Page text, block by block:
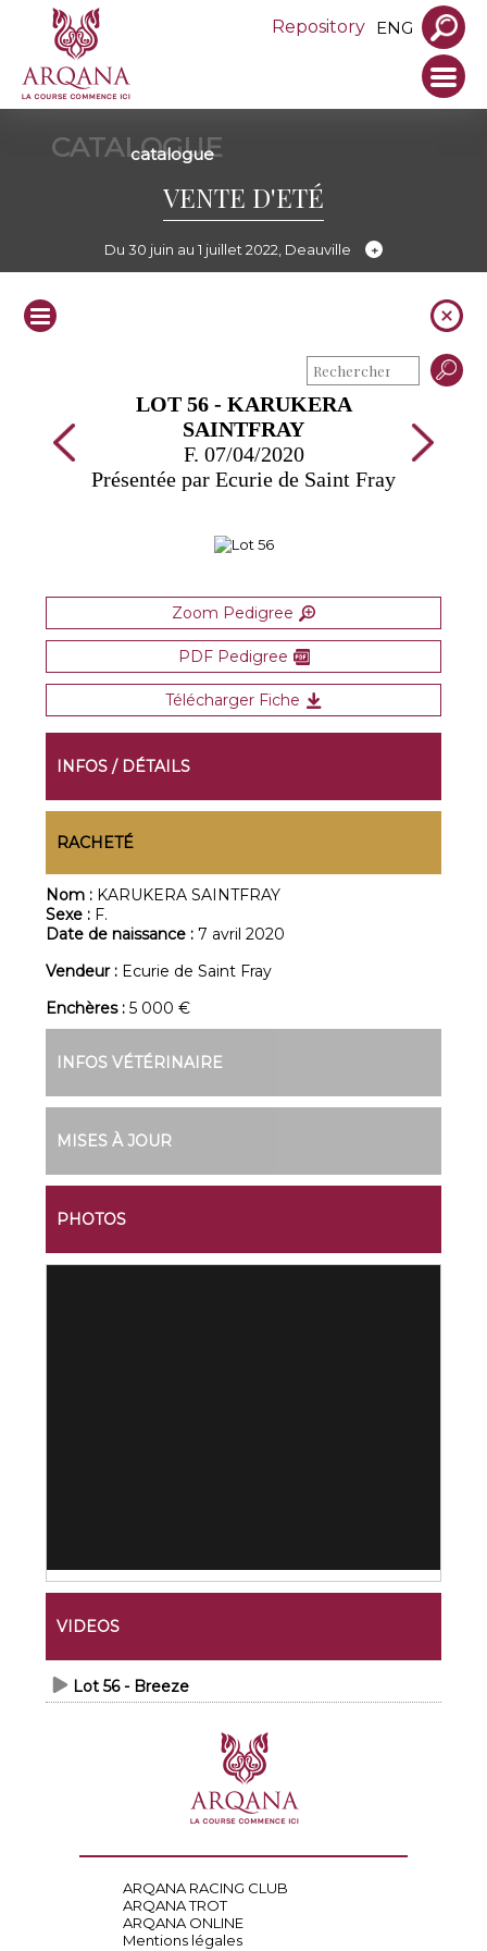
Repository ENG
CATALOGUE
catalogue
VENTE D'ETÉ
Du 30 juin au 1 juillet 2022, Deauville
LOT 56 - KARUKERA
SAINTFRAY
F. 07/04/2020
Présentée par Ecurie de Saint Fray
Zoom Pedigree
PDF Pedigree
Télécharger Fiche
INFOS / DÉTAILS
RACHETÉ
Nom : KARUKERA SAINTFRAY
Sexe : F.
Date de naissance :7 avril 2020
Vendeur : Ecurie de Saint Fray
Enchères :5 000 €
INFOS VÉTÉRINAIRE
MISES À JOUR
PHOTOS
VIDEOS
Lot 56 - Breeze
ARQANA RACING CLUB
ARQANA TROT
ARQANA ONLINE
Mentions légales